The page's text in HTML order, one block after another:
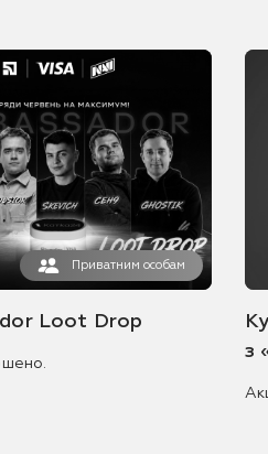
Приватним особам
Loot Drop
з